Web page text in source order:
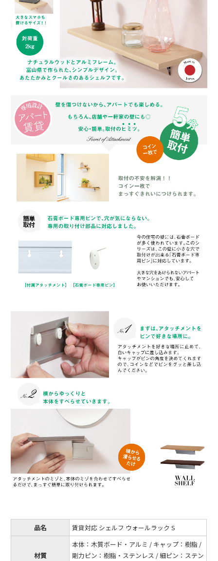
品名 賃貸対応 シェルフ ウォールラック S
材質
本体：木質ボード・アルミ / キャップ：樹脂 /
剛力ピン：樹脂・ステンレス / 細ピン：ステン